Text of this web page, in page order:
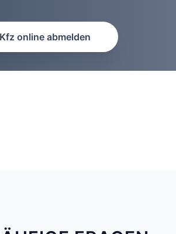
Kfz online abmelden